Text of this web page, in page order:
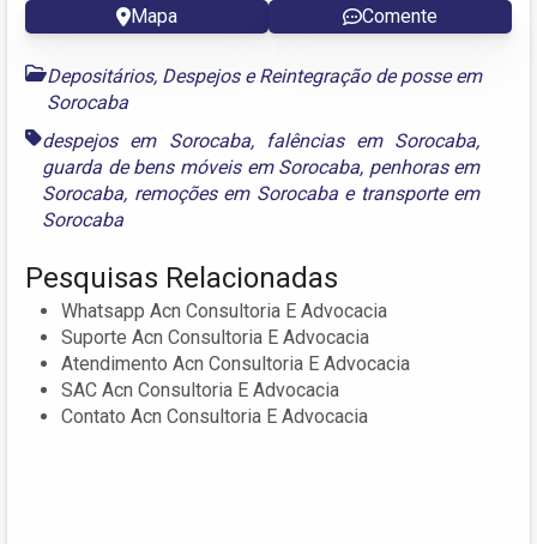
Mapa Comente
Depositários, Despejos e Reintegração de posse em
Sorocaba
despejos em Sorocaba, falências em Sorocaba,
guarda de bens móveis em Sorocaba, penhoras em
Sorocaba, remoções em Sorocabae transporte em
Sorocaba
Pesquisas Relacionadas
Whatsapp Acn Consultoria E Advocacia
Suporte Acn Consultoria E Advocacia
Atendimento Acn Consultoria E Advocacia
SAC Acn Consultoria E Advocacia
Contato Acn Consultoria E Advocacia